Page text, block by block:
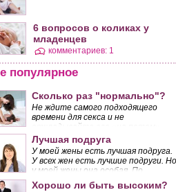
Очищение
шлаков с
Предлагаем
способом
шлаков с
был
6 вопросов о коликах у
младенцев
комментариев: 1
популярное
Сколько раз "нормально"?
Не ждите самого подходящего
времени для секса и не
откладывайте его «на потом»,
если желанный момент так и не
наступает. Вы должны понять,
что, поступая таким образом, вы
разрушаете основу своего брака.
Лучшая подруга
У моей жены есть лучшая подруга.
У всех жен есть лучшие подруги. Но
у моей жены она особая. По
крайней мере, так думаю я.
Хорошо ли быть высоким?